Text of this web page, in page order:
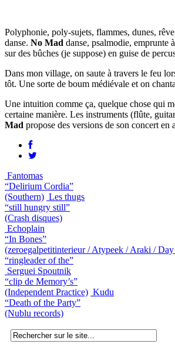
Polyphonie, poly-sujets, flammes, dunes,
danse. No Mad danse, psalmodie, emprunte
sur des bûches (je suppose) en guise de
Dans mon village, on saute à travers le feu
tôt. Une sorte de boum médiévale et on
Une intuition comme ça, quelque chose qui
certaine manière. Les instruments (flûte,
Mad propose des versions de son concert
Fantomas
“Delirium Cordia”
(Southern) Les thugs
“still hungry still”
(Crash disques)
Echoplain
“In Bones”
(zeroegalpetitinterieur / Atypeek / Araki /
“ringleader of the”
Serguei Spoutnik
“clip de Memory’s”
(Independent Practice) Kudu
“Death of the Party”
(Nublu records)